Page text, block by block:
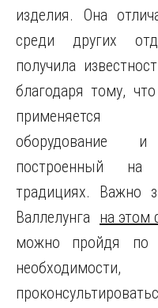
изделия. Она
среди других
получила
благодаря тому,
применяется
оборудование
построенный на
традициях. Важно
Валлелунга на этом
можно пройдя по
необходимости,